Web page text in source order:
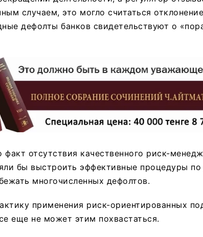
случаем, это могло считаться
дефолты банков свидетельствуют о
отсутствия качественного риск-
бы выстроить эффективные процедуры
многочисленных дефолтов.
применения риск-ориентированных
еще не может этим похвастаться.